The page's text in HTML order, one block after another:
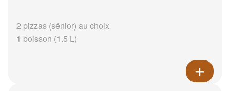
2 pizzas (sénior) au choix
1 boisson (1.5 L)